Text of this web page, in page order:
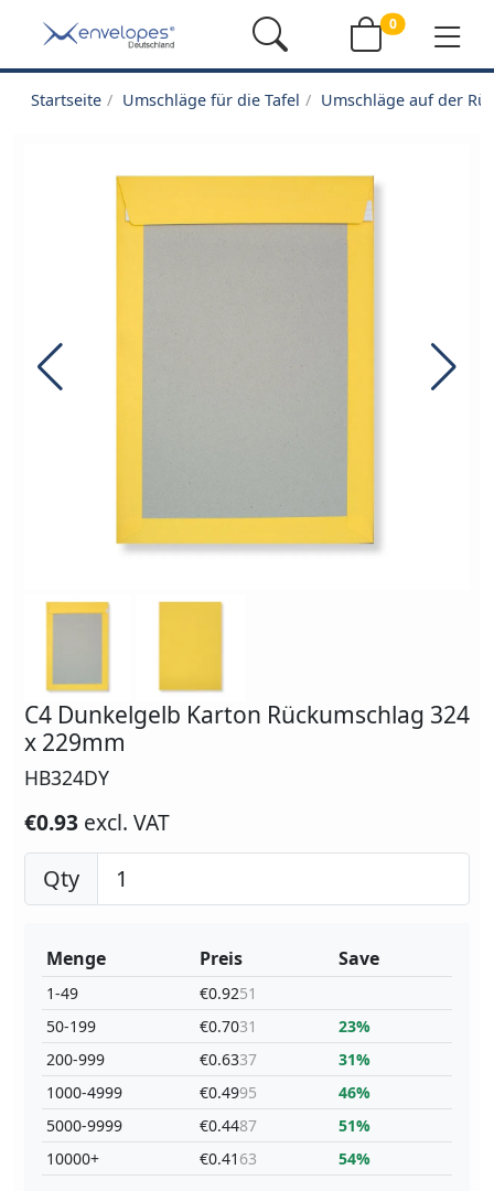
0
Startseite Umschläge für die Tafel Umschläge auf der
C4 Dunkelgelb Karton Rückumschlag 324
x 229mm
HB324DY
€0.93 excl. VAT
Qty
Menge
1-49
50-199
200-999
1000-4999
5000-9999
10000+
Preis
€0.9251
€0.7031
€0.6337
€0.4995
€0.4487
€0.41 63
Save
23%
31%
46%
51%
54%